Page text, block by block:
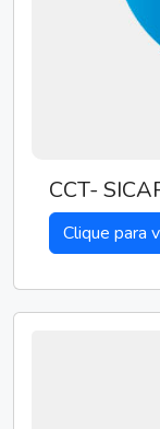
CCT-
Clique para